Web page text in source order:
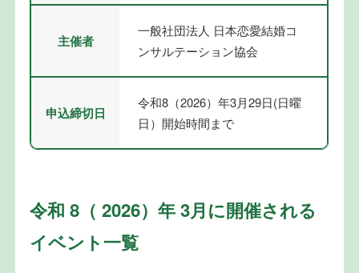
主催者
一般社団法人 日本恋愛結婚コ
ンサルテーション協会
申込締切日
令和8（2026）年3月29日(日曜
日）開始時間まで
令和 8（ 2026）年 3月に開催される
イベント一覧